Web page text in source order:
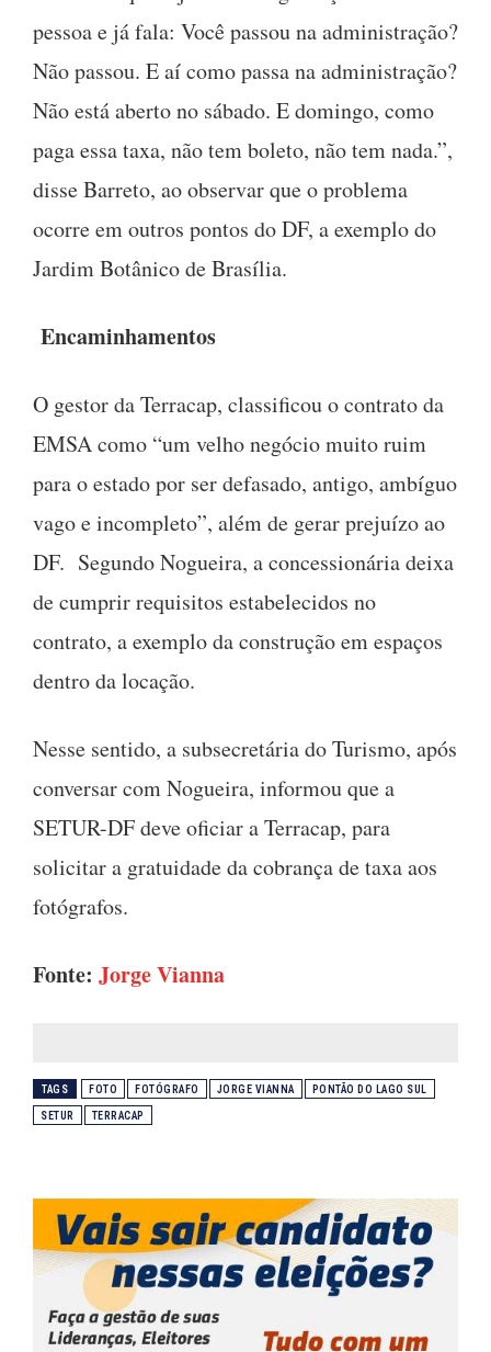
pessoa e já fala: Você passou na administração?
Não passou. E aí como passa na administração?
Não está aberto no sábado. E domingo, como
paga essa taxa, não tem boleto, não tem nada.”,
disse Barreto, ao observar que o problema
ocorre em outros pontos do DF, a exemplo do
Jardim Botânico de Brasília.
Encaminhamentos
O gestor da Terracap, classificou o contrato da
EMSA como “um velho negócio muito ruim
para o estado por ser defasado, antigo, ambíguo
vago e incompleto”, além de gerar prejuízo ao
DF. Segundo Nogueira, a concessionária deixa
de cumprir requisitos estabelecidos no
contrato, a exemplo da construção em espaços
dentro da locação.
Nesse sentido, a subsecretária do Turismo, após
conversar com Nogueira, informou que a
SETUR-DF deve oficiar a Terracap, para
solicitar a gratuidade da cobrança de taxa aos
fotógrafos.
Fonte: Jorge Vianna
TAGS FOTO FOTÓGRAFO JORGE VIANNA PONTÃO DO LAGO SUL
SETUR TERRACAP